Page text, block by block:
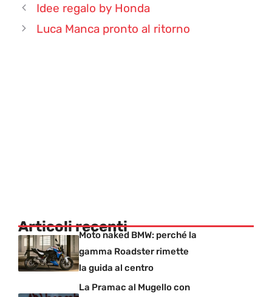
Idee regalo by Honda
Luca Manca pronto al ritorno
Articoli recentiMoto naked BMW: perché la
gamma Roadster rimette
la guida al centro
La Pramac al Mugello con